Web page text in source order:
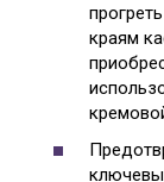
краям